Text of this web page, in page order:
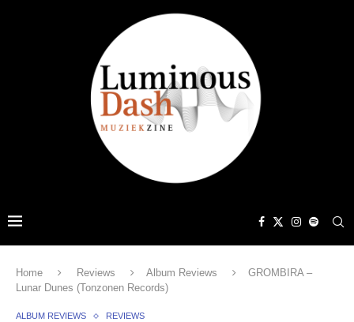
Home Reviews Album Reviews
GROMBIRA –
Lunar Dunes (Tonzonen Records)
ALBUM REVIEWS REVIEWS